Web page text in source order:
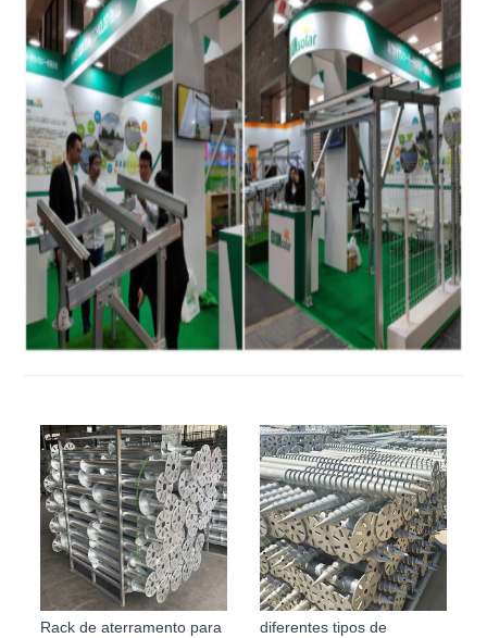
Rack de aterramento para
diferentes tipos de